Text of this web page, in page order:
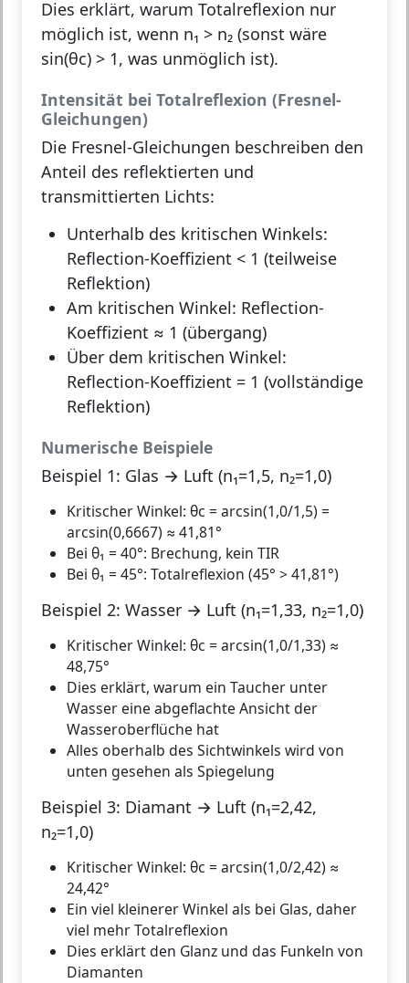
Dies erklärt, warum Totalreflexion nur
möglich ist, wenn n₁ > n₂ (sonst wäre
sin(θc) > 1, was unmöglich ist).
Intensität bei Totalreflexion (Fresnel-
Gleichungen)
Die Fresnel-Gleichungen beschreiben den
Anteil des reflektierten und
transmittierten Lichts:
Unterhalb des kritischen Winkels:
Reflection-Koeffizient < 1 (teilweise
Reflektion)
Am kritischen Winkel: Reflection-
Koeffizient ≈ 1 (übergang)
Über dem kritischen Winkel:
Reflection-Koeffizient = 1 (vollständige
Reflektion)
Numerische Beispiele
Beispiel 1: Glas → Luft (n₁=1,5, n₂=1,0)
Kritischer Winkel: θc = arcsin(1,0/1,5) =
arcsin(0,6667) ≈ 41,81°
Bei θ₁ = 40°: Brechung, kein TIR
Bei θ₁ = 45°: Totalreflexion (45° > 41,81°)
Beispiel 2: Wasser → Luft (n₁=1,33, n₂=1,0)
Kritischer Winkel: θc = arcsin(1,0/1,33) ≈
48,75°
Dies erklärt, warum ein Taucher unter
Wasser eine abgeflachte Ansicht der
Wasseroberflüche hat
Alles oberhalb des Sichtwinkels wird von
unten gesehen als Spiegelung
Beispiel 3: Diamant → Luft (n₁=2,42,
n₂=1,0)
Kritischer Winkel: θc = arcsin(1,0/2,42) ≈
24,42°
Ein viel kleinerer Winkel als bei Glas, daher
viel mehr Totalreflexion
Dies erklärt den Glanz und das Funkeln von
Diamanten